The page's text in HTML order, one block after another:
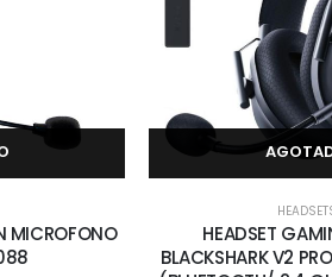
MICROFONO
HEADSET
BLACKSHARK V2